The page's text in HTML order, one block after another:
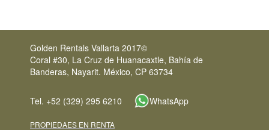
Golden Rentals Vallarta 2017©
Coral #30, La Cruz de Huanacaxtle, Bahía de
Banderas, Nayarit. México, CP 63734
Tel. +52 (329) 295 6210 WhatsApp
PROPIEDAES EN RENTA